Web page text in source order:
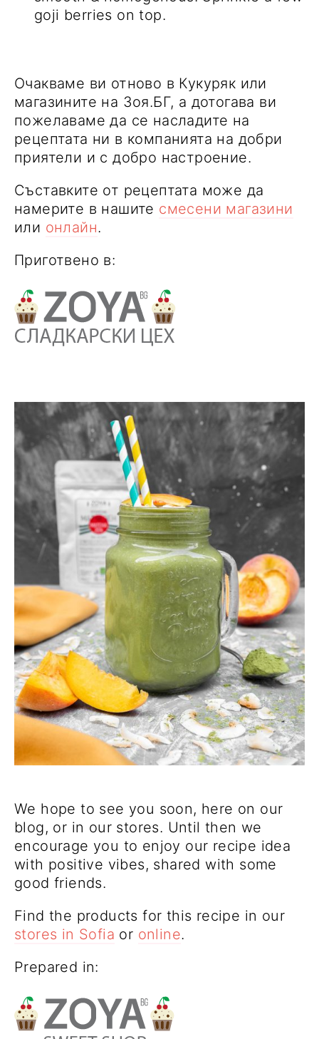
goji berries on top.
Очакваме ви отново в Кукуряк или
магазините на Зоя.БГ, а дотогава ви
пожелаваме да се насладите на
рецептата ни в компанията на добри
приятели и с добро настроение.
Съставките от рецептата може да
намерите в нашите смесени магазини
или онлайн.
Приготвено в:
We hope to see you soon, here on our
blog, or in our stores. Until then we
encourage you to enjoy our recipe idea
with positive vibes, shared with some
good friends.
Find the products for this recipe in our
stores in Sofia or online.
Prepared in: